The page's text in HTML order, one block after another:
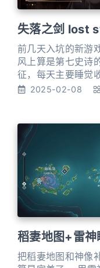
失落之剑 lost
前几天入坑的新游
风上算是第七史诗
征，每天主要睡觉
挺休闲的模式。 目前玩了3天进度到23-18，主力是卤
2025-02-08
稻妻地图+雷神
把稻妻地图和神像